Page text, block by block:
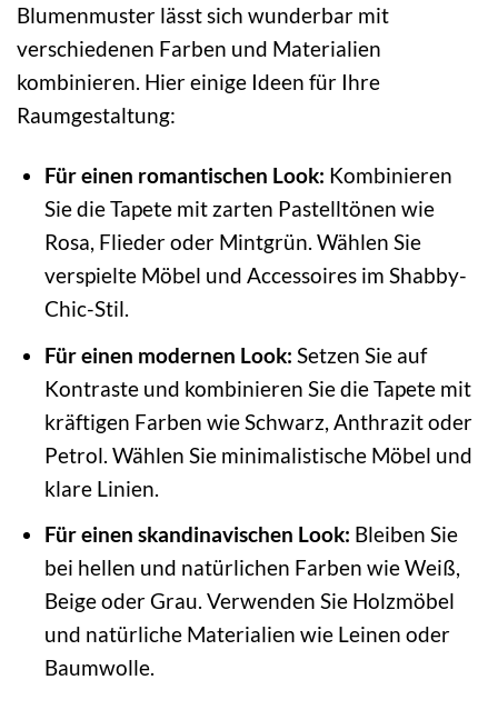
Blumenmuster lässt sich wunderbar mit
verschiedenen Farben und Materialien
kombinieren. Hier einige Ideen für Ihre
Raumgestaltung:
Für einen romantischen Look: Kombinieren
Sie die Tapete mit zarten Pastelltönen wie
Rosa, Flieder oder Mintgrün. Wählen Sie
verspielte Möbel und Accessoires im Shabby-
Chic-Stil.
Für einen modernen Look: Setzen Sie auf
Kontraste und kombinieren Sie die Tapete mit
kräftigen Farben wie Schwarz, Anthrazit oder
Petrol. Wählen Sie minimalistische Möbel und
klare Linien.
Für einen skandinavischen Look: Bleiben Sie
bei hellen und natürlichen Farben wie Weiß,
Beige oder Grau. Verwenden Sie Holzmöbel
und natürliche Materialien wie Leinen oder
Baumwolle.